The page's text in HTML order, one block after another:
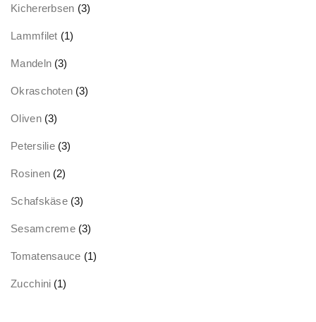
Kichererbsen (3)
Lammfilet (1)
Mandeln (3)
Okraschoten (3)
Oliven (3)
Petersilie (3)
Rosinen (2)
Schafskäse (3)
Sesamcreme (3)
Tomatensauce (1)
Zucchini (1)